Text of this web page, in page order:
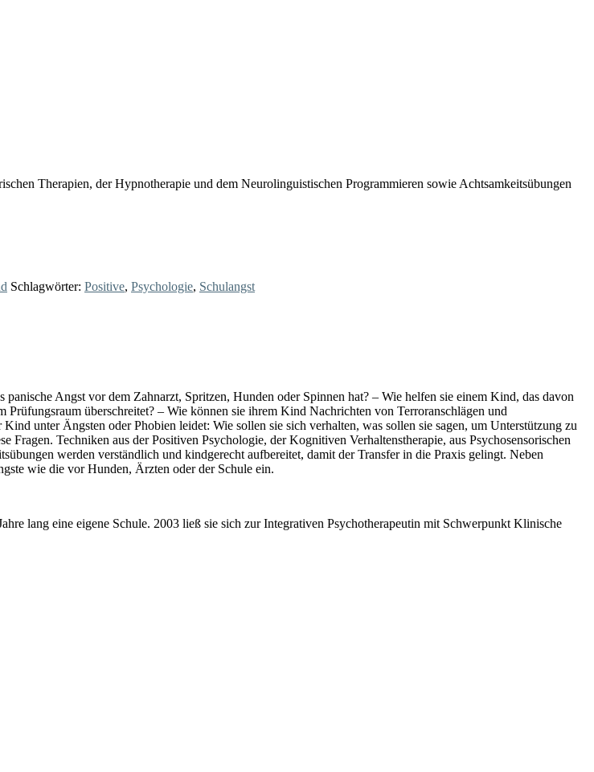
Therapien, der Hypnotherapie und dem Neurolinguistischen Programmieren sowie Achtsamkeitsübungen
Schlagwörter: Positive, Psychologie, Schulangst
Angst vor dem Zahnarzt, Spritzen, Hunden oder Spinnen hat? – Wie helfen sie einem Kind, das davon
Prüfungsraum überschreitet? – Wie können sie ihrem Kind Nachrichten von Terroranschlägen und
unter Ängsten oder Phobien leidet: Wie sollen sie sich verhalten, was sollen sie sagen, um Unterstützung zu
Techniken aus der Positiven Psychologie, der Kognitiven Verhaltenstherapie, aus Psychosensorischen
werden verständlich und kindgerecht aufbereitet, damit der Transfer in die Praxis gelingt. Neben
wie die vor Hunden, Ärzten oder der Schule ein.
lang eine eigene Schule. 2003 ließ sie sich zur Integrativen Psychotherapeutin mit Schwerpunkt Klinische